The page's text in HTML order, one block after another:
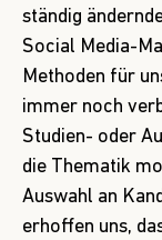
ständig
Social Media-
Methoden für
immer noch
Studien- oder
die Thematik
Auswahl an
erhoffen uns,